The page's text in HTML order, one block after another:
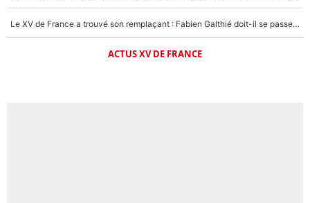
Le XV de France a trouvé son remplaçant : Fabien Galthié doit-il se passer d'Antoine Dupont ?
ACTUS XV DE FRANCE